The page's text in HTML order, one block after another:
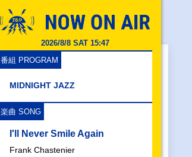
2026/8/8 SAT 15:47
番組 PROGRAM
MIDNIGHT JAZZ
楽曲 SONG
I'll Never Smile Again
Frank Chastenier